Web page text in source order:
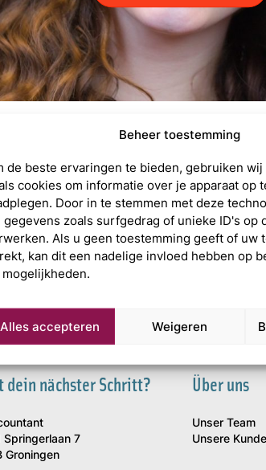
Beheer toestemming
de beste ervaringen te bieden, gebruiken
cookies om informatie over je apparaat op
Door in te stemmen met deze
gegevens zoals surfgedrag of unieke ID's op
Als u geen toestemming geeft of uw
kan dit een nadelige invloed hebben op
Alles accepteren Weigeren
edit_6A
dein nächster Schritt?
Springerlaan 7
Groningen
Über uns
Unser Team
Unsere